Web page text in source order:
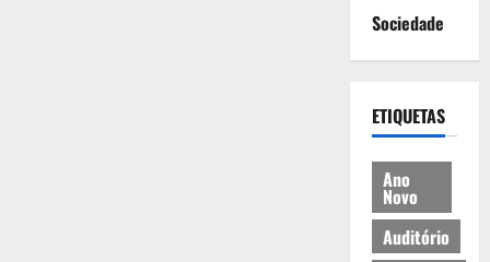
Sociedade
ETIQUETAS
Ano
Novo
Auditório